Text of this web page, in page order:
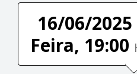
16/06/
Feira, 19:00